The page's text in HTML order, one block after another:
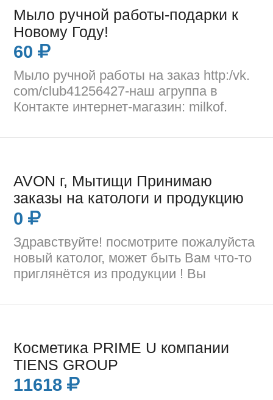
Мыло ручной работы-подарки к
Новому Году!
60
Мыло ручной работы на заказ http:/vk.
com/club41256427-наш агруппа в
Контакте интернет-магазин: milkof.
AVON г, Мытищи Принимаю
заказы на катологи и продукцию
0
Здравствуйте! посмотрите пожалуйста
новый католог, может быть Вам что-то
приглянётся из продукции ! Вы
Косметика PRIME U компании
TIENS GROUP
11618